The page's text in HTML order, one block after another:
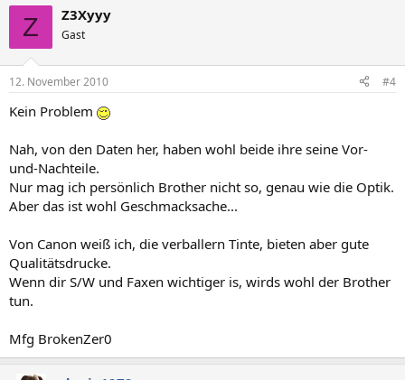
Z Z3Xyyy
Gast
12. November 2010 #4
Kein Problem
Nah, von den Daten her, haben wohl beide ihre seine Vor-
und-Nachteile.
Nur mag ich persönlich Brother nicht so, genau wie die Optik.
Aber das ist wohl Geschmacksache...
Von Canon weiß ich, die verballern Tinte, bieten aber gute
Qualitätsdrucke.
Wenn dir S/W und Faxen wichtiger is, wirds wohl der Brother
tun.
Mfg BrokenZer0